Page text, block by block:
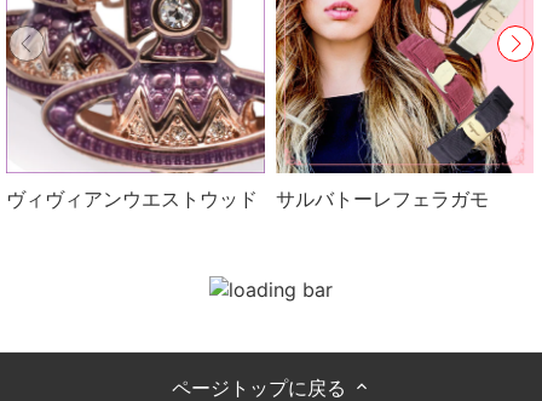
ヴィヴィアンウエストウッド サルバトーレフェラガモ
ページトップに戻る